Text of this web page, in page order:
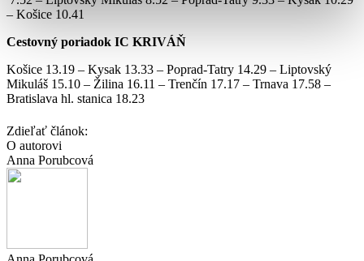
– Košice 10.41
Cestovný poriadok IC KRIVÁŇ
Košice 13.19 – Kysak 13.33 – Poprad-Tatry 14.29 – Liptovský
Mikuláš 15.10 – Žilina 16.11 – Trenčín 17.17 – Trnava 17.58 –
Bratislava hl. stanica 18.23
Zdieľať článok:
O autorovi
Anna Porubcová